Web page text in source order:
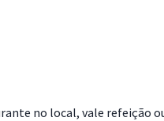
no local, vale refeição